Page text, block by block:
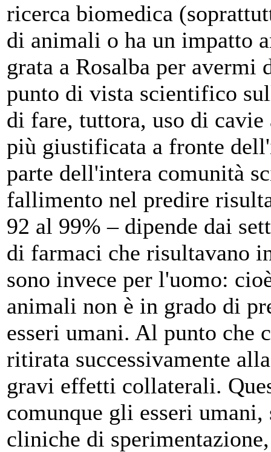
ricerca biomedica
di animali o ha un impatto
grata a Rosalba per
punto di vista scientifico
di fare, tuttora, uso di
più giustificata a fronte
parte dell'intera comunità
fallimento nel predire
92 al 99% – dipende dai
di farmaci che risultavano
sono invece per l'uomo:
animali non è in grado di
esseri umani. Al punto che
ritirata successivamente
gravi effetti collaterali.
comunque gli esseri
cliniche di